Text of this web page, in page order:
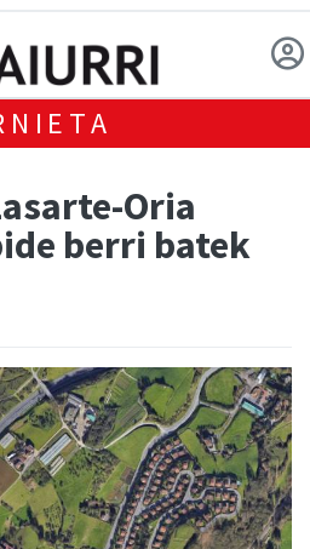
Oria
berri batek